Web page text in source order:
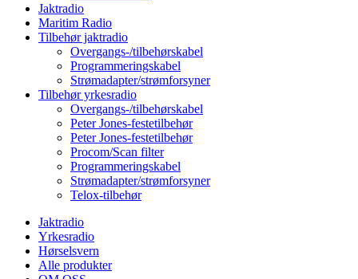
Jaktradio
Maritim Radio
Tilbehør jaktradio
Overgangs-/tilbehørskabel
Programmeringskabel
Strømadapter/strømforsyner
Tilbehør yrkesradio
Overgangs-/tilbehørskabel
Peter Jones-festetilbehør
Peter Jones-festetilbehør
Procom/Scan filter
Programmeringskabel
Strømadapter/strømforsyner
Telox-tilbehør
Jaktradio
Yrkesradio
Hørselsvern
Alle produkter